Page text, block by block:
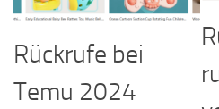
Rückrufe bei
Temu 2024